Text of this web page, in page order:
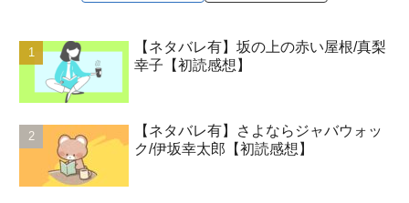
【ネタバレ有】坂の上の赤い屋根/真梨
幸子【初読感想】
【ネタバレ有】さよならジャバウォッ
ク/伊坂幸太郎【初読感想】